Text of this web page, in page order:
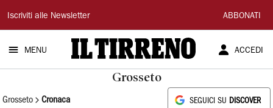
Il
Tirreno
Iscriviti alle Newsletter ABBONATI
MENU ACCEDI
Grosseto
Grosseto Cronaca SEGUICI SU DISCOVER